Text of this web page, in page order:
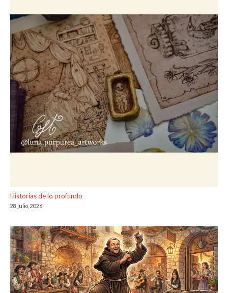
Historias de lo profundo
28 julio, 2026